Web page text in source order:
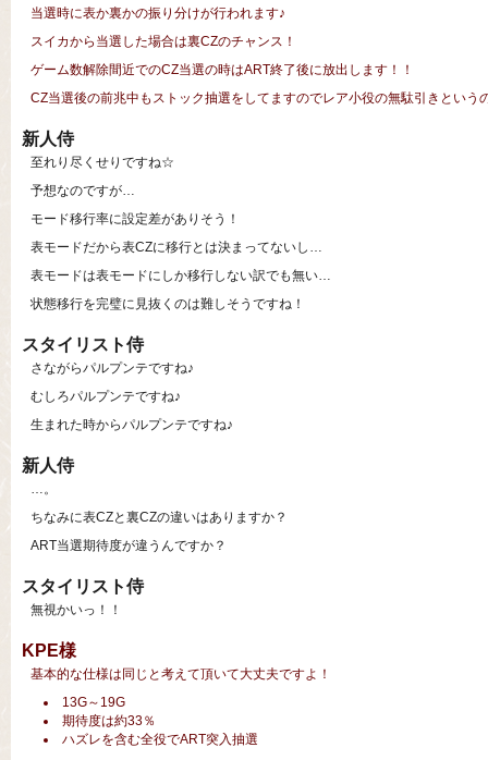
当選時に表か裏かの振り分けが行われます♪
スイカから当選した場合は裏CZのチャンス！
ゲーム数解除間近でのCZ当選の時はART終了後に放出します！！
CZ当選後の前兆中もストック抽選をしてますのでレア小役の無駄引きという
新人侍
至れり尽くせりですね☆
予想なのですが…
モード移行率に設定差がありそう！
表モードだから表CZに移行とは決まってないし…
表モードは表モードにしか移行しない訳でも無い…
状態移行を完璧に見抜くのは難しそうですね！
スタイリスト侍
さながらパルプンテですね♪
むしろパルプンテですね♪
生まれた時からパルプンテですね♪
新人侍
…。
ちなみに表CZと裏CZの違いはありますか？
ART当選期待度が違うんですか？
スタイリスト侍
無視かいっ！！
KPE様
基本的な仕様は同じと考えて頂いて大丈夫ですよ！
13G～19G
期待度は約33％
ハズレを含む全役でART突入抽選